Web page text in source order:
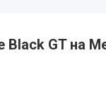
Black GT на